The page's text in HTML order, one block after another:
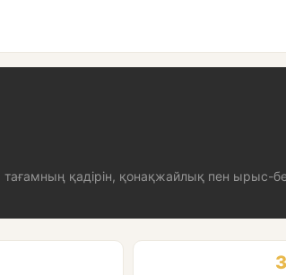
қадірін, қонақжайлық пен ырыс-